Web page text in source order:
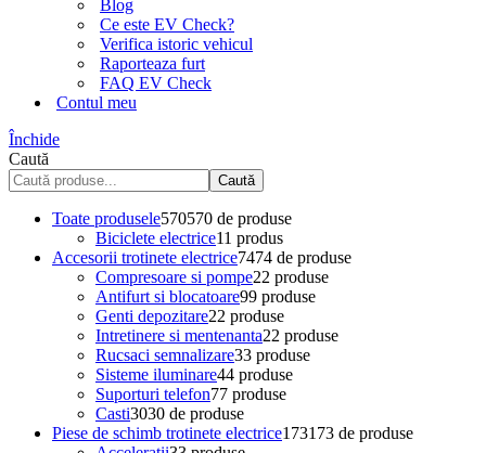
Blog
Ce este EV Check?
Verifica istoric vehicul
Raporteaza furt
FAQ EV Check
Contul meu
Închide
Caută
Caută
Toate produsele570570 de produse
Biciclete electrice11 produs
Accesorii trotinete electrice7474 de produse
Compresoare si pompe22 produse
Antifurt si blocatoare99 produse
Genti depozitare22 produse
Intretinere si mentenanta22 produse
Rucsaci semnalizare33 produse
Sisteme iluminare44 produse
Suporturi telefon77 produse
Casti3030 de produse
Piese de schimb trotinete electrice173173 de produse